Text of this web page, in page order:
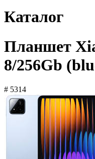
Каталог
Планшет
8/256Gb
# 5314